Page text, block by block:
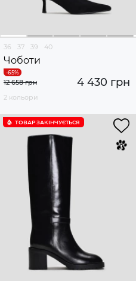
36 37 39 40
Чоботи
4 430 грн
12 658 грн
2 кольори
ТОВАР ЗАКІНЧУЄTЬСЯ